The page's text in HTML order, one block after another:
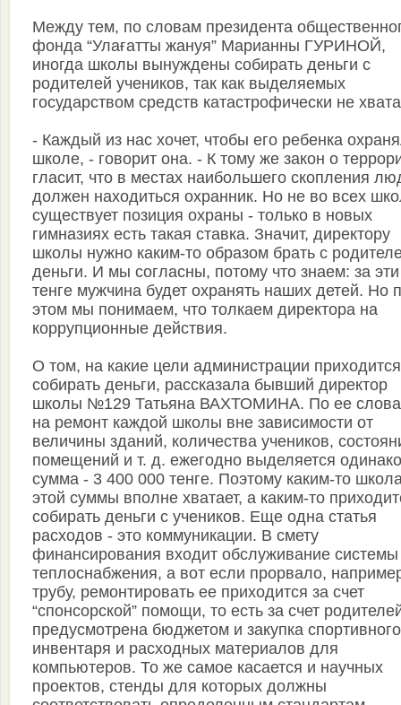
Между тем, по словам президента
фонда “Улағатты жануя” Марианны ГУРИНОЙ,
иногда школы вынуждены собирать деньги с
родителей учеников, так как выделяемых
государством средств катастрофически не
- Каждый из нас хочет, чтобы его ребенка
школе, - говорит она. - К тому же закон о
гласит, что в местах наибольшего скопления
должен находиться охранник. Но не во всех
существует позиция охраны - только в новых
гимназиях есть такая ставка. Значит, директору
школы нужно каким-то образом брать с
деньги. И мы согласны, потому что знаем: за
тенге мужчина будет охранять наших детей. Но
этом мы понимаем, что толкаем директора на
коррупционные действия.
О том, на какие цели администрации приходится
собирать деньги, рассказала бывший директор
школы №129 Татьяна ВАХТОМИНА. По ее
на ремонт каждой школы вне зависимости от
величины зданий, количества учеников,
помещений и т. д. ежегодно выделяется
сумма - 3 400 000 тенге. Поэтому каким-то
этой суммы вполне хватает, а каким-то
собирать деньги с учеников. Еще одна статья
расходов - это коммуникации. В смету
финансирования входит обслуживание системы
теплоснабжения, а вот если прорвало,
трубу, ремонтировать ее приходится за счет
“спонсорской” помощи, то есть за счет
предусмотрена бюджетом и закупка спортивного
инвентаря и расходных материалов для
компьютеров. То же самое касается и научных
проектов, стенды для которых должны